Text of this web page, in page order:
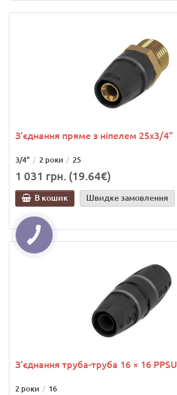
З'єднання пряме з ніпелем 25х3/4"
3/4" 2 роки 25
1 031 грн. (19.64€)
В кошик Швидке замовлення
З'єднання труба-труба 16 × 16 PPSU
2 роки 16